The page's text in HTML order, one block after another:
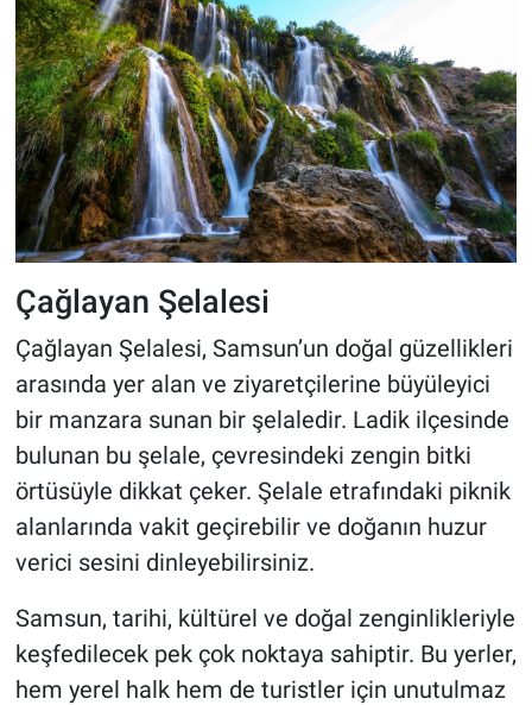
Çağlayan Şelalesi
Çağlayan Şelalesi, Samsun’un doğal güzellikleri
arasında yer alan ve ziyaretçilerine büyüleyici
bir manzara sunan bir şelaledir. Ladik ilçesinde
bulunan bu şelale, çevresindeki zengin bitki
örtüsüyle dikkat çeker. Şelale etrafındaki piknik
alanlarında vakit geçirebilir ve doğanın huzur
verici sesini dinleyebilirsiniz.
Samsun, tarihi, kültürel ve doğal zenginlikleriyle
keşfedilecek pek çok noktaya sahiptir. Bu yerler,
hem yerel halk hem de turistler için unutulmaz